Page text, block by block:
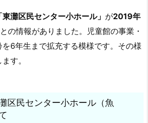
東灘区民センター小ホール」 が2019年
との情報がありました。児童館の事業・
6年生まで拡充する模様です。その様
す。
区民センター小ホール（魚